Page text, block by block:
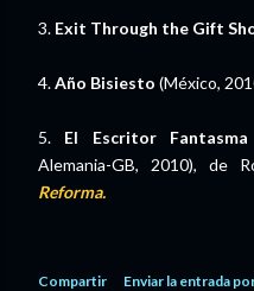
3. Exit Through the Gift
4.Año Bisiesto (México,
5. El Escritor Fantasma
Alemania-GB, 2010), de
Reforma.
Compartir
Enviar la entrada